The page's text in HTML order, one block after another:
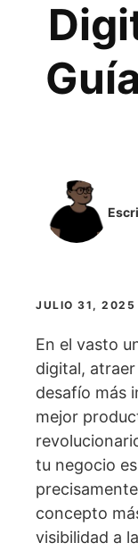
JULIO 31, 2025
En el vasto
digital,
desafío más
mejor
tu negocio
concepto
visibilidad a